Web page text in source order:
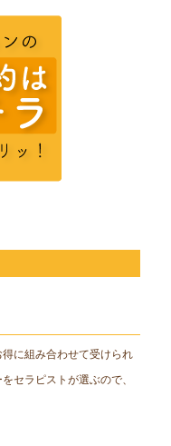
に組み合わせて受けられ
セラピストが選ぶので、